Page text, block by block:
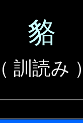
貉
（ 訓読み ）